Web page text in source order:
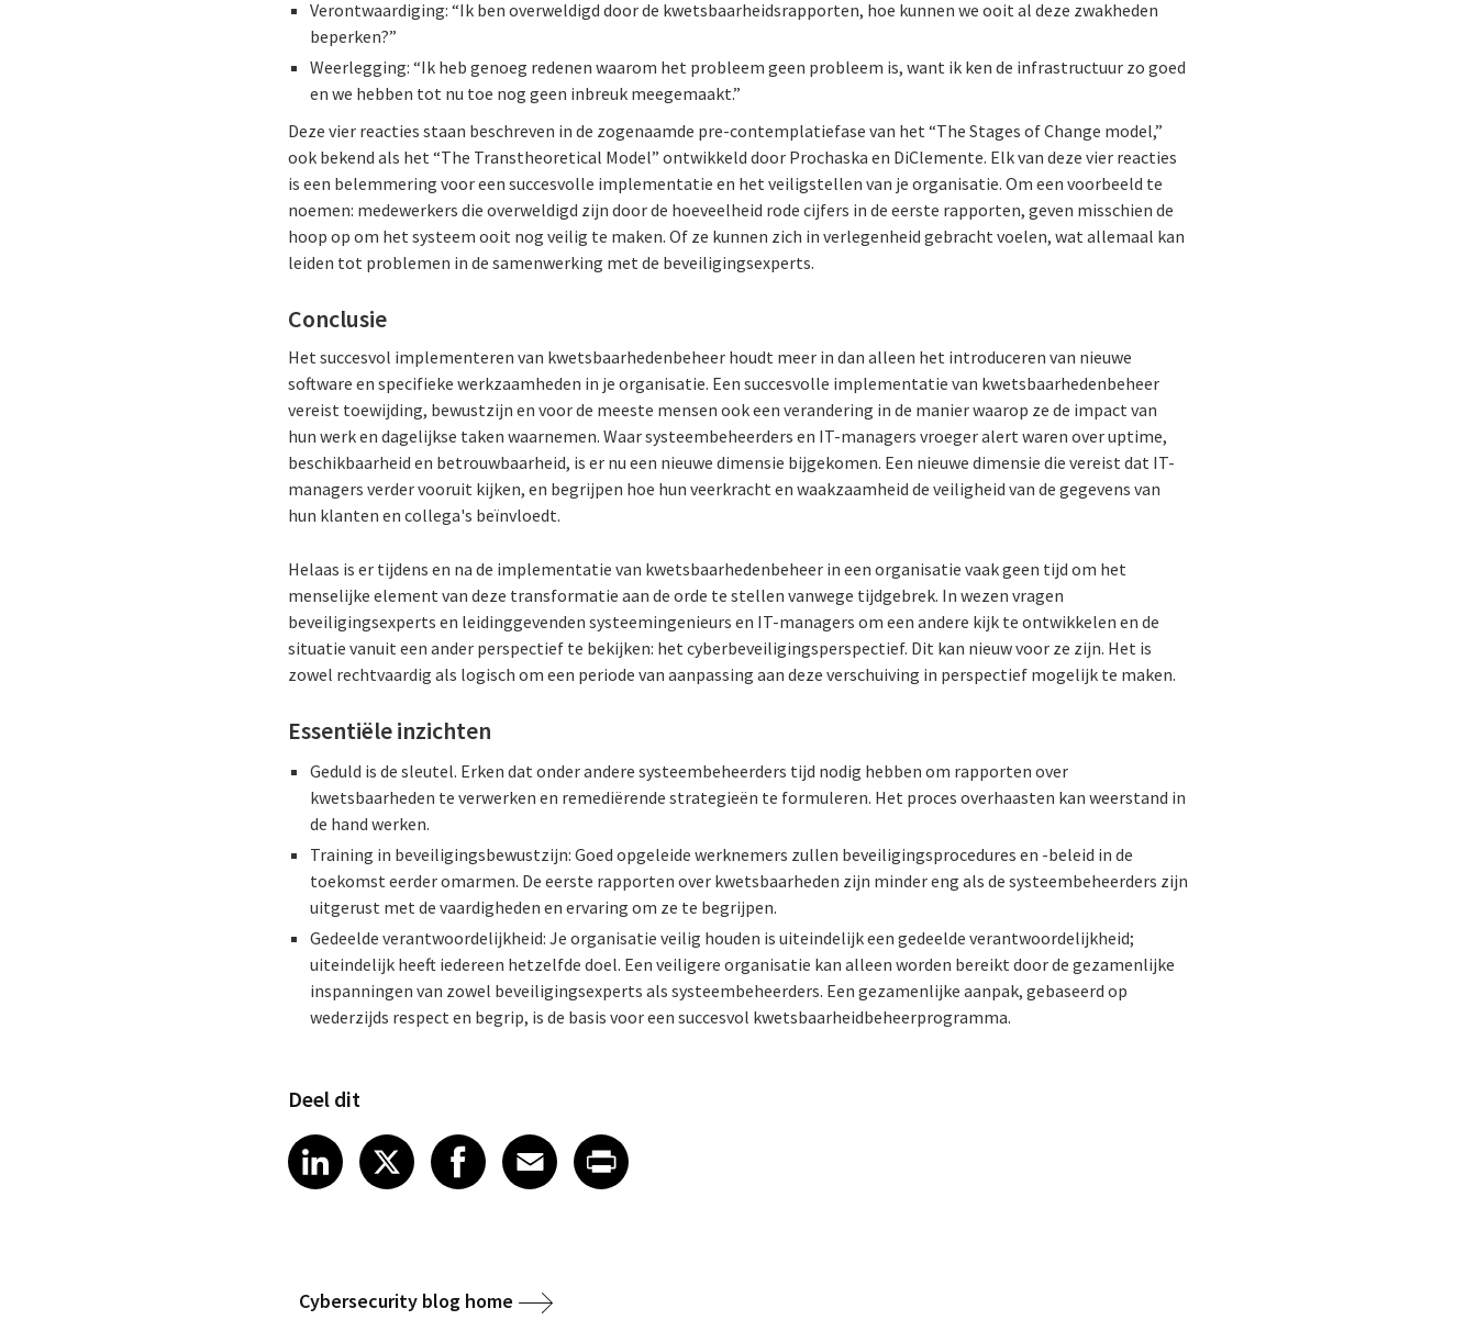
Verontwaardiging: “Ik ben overweldigd door de kwetsbaarheidsrapporten, hoe kunnen we ooit al deze zwakheden
beperken?”
Weerlegging: “Ik heb genoeg redenen waarom het probleem geen probleem is, want ik ken de infrastructuur zo goed
en we hebben tot nu toe nog geen inbreuk meegemaakt.”
Deze vier reacties staan beschreven in de zogenaamde pre-contemplatiefase van het “The Stages of Change model,”
ook bekend als het “The Transtheoretical Model” ontwikkeld door Prochaska en DiClemente. Elk van deze vier reacties
is een belemmering voor een succesvolle implementatie en het veiligstellen van je organisatie. Om een voorbeeld te
noemen: medewerkers die overweldigd zijn door de hoeveelheid rode cijfers in de eerste rapporten, geven misschien de
hoop op om het systeem ooit nog veilig te maken. Of ze kunnen zich in verlegenheid gebracht voelen, wat allemaal kan
leiden tot problemen in de samenwerking met de beveiligingsexperts.
Conclusie
Het succesvol implementeren van kwetsbaarhedenbeheer houdt meer in dan alleen het introduceren van nieuwe
software en specifieke werkzaamheden in je organisatie. Een succesvolle implementatie van kwetsbaarhedenbeheer
vereist toewijding, bewustzijn en voor de meeste mensen ook een verandering in de manier waarop ze de impact van
hun werk en dagelijkse taken waarnemen. Waar systeembeheerders en IT-managers vroeger alert waren over uptime,
beschikbaarheid en betrouwbaarheid, is er nu een nieuwe dimensie bijgekomen. Een nieuwe dimensie die vereist dat IT-
managers verder vooruit kijken, en begrijpen hoe hun veerkracht en waakzaamheid de veiligheid van de gegevens van
hun klanten en collega's beïnvloedt.
Helaas is er tijdens en na de implementatie van kwetsbaarhedenbeheer in een organisatie vaak geen tijd om het
menselijke element van deze transformatie aan de orde te stellen vanwege tijdgebrek. In wezen vragen
beveiligingsexperts en leidinggevenden systeemingenieurs en IT-managers om een andere kijk te ontwikkelen en de
situatie vanuit een ander perspectief te bekijken: het cyberbeveiligingsperspectief. Dit kan nieuw voor ze zijn. Het is
zowel rechtvaardig als logisch om een periode van aanpassing aan deze verschuiving in perspectief mogelijk te maken.
Essentiële inzichten
Geduld is de sleutel. Erken dat onder andere systeembeheerders tijd nodig hebben om rapporten over
kwetsbaarheden te verwerken en remediërende strategieën te formuleren. Het proces overhaasten kan weerstand in
de hand werken.
Training in beveiligingsbewustzijn: Goed opgeleide werknemers zullen beveiligingsprocedures en -beleid in de
toekomst eerder omarmen. De eerste rapporten over kwetsbaarheden zijn minder eng als de systeembeheerders zijn
uitgerust met de vaardigheden en ervaring om ze te begrijpen.
Gedeelde verantwoordelijkheid: Je organisatie veilig houden is uiteindelijk een gedeelde verantwoordelijkheid;
uiteindelijk heeft iedereen hetzelfde doel. Een veiligere organisatie kan alleen worden bereikt door de gezamenlijke
inspanningen van zowel beveiligingsexperts als systeembeheerders. Een gezamenlijke aanpak, gebaseerd op
wederzijds respect en begrip, is de basis voor een succesvol kwetsbaarheidbeheerprogramma.
Deel dit
Share article on LinkedIn
LinkedIn
Share article on X
XShare article on Facebook
Facebook
Share article on Email
Email
Share article on Print
Cybersecurity blog home